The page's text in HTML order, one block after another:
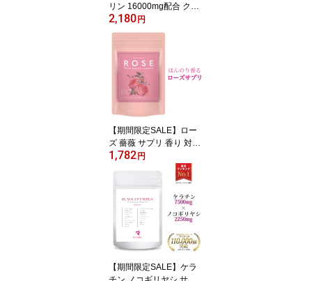
リン 16000mg配合 クラ
チャイダム 黒生姜 ブラ
ックジンジャー にんにく
トレーニング時の栄養補
給 サプリメント 男 Grow
z Extra 男性 90粒 Growz
up big 日本製 国内産 送
2,180円
【期間限定SALE】ロー
ズ 薔薇 サプリ 香り 対策
バラサプリ 飲む バラ 香
水 シャンピニオン サプ
リメント ローズオイル
エチケット フレグランス
ケア サプリメント アロ
マ 美容 ほんのり美人 60
粒 送料無料 国産 日本製
1,782円
【期間限定SALE】ケラ